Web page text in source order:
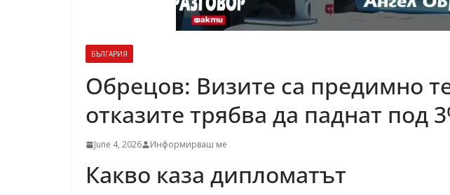
БЪЛГАРИЯ
Обрецов: Визите са предимно
отказите трябва да паднат под
June 4, 2026 Информирваш ме
Какво каза дипломатът